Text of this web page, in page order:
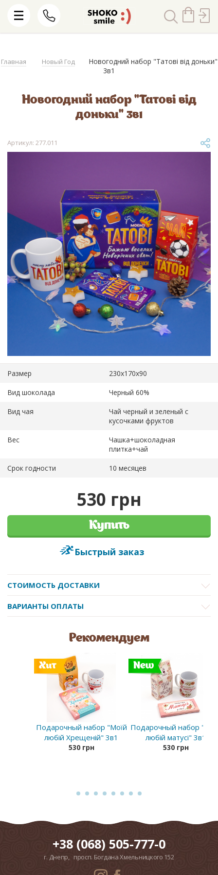
Главная Новый Год
Новогодний набор "Татові від доньки"
3в1
Новогодний набор "Татові від
доньки" 3в1
Артикул: 277.011
Размер 230х170х90
Вид шоколада Черный 60%
Вид чая
Чай черный и зеленый с
кусочками фруктов
Вес
Чашка+шоколадная
плитка+чай
Срок годности 10 месяцев
530 грн
Купить
Быстрый заказ
СТОИМОСТЬ ДОСТАВКИ
ВАРИАНТЫ ОПЛАТЫ
Рекомендуем
Хит
Подарочный набор "Моїй
любій Хрещеній" 3в1
530 грн
New
Подарочный набор
любій матусі" 3в1
530 грн
+38 (068) 505-777-0
г. Днепр, просп. Богдана Хмельницкого 152